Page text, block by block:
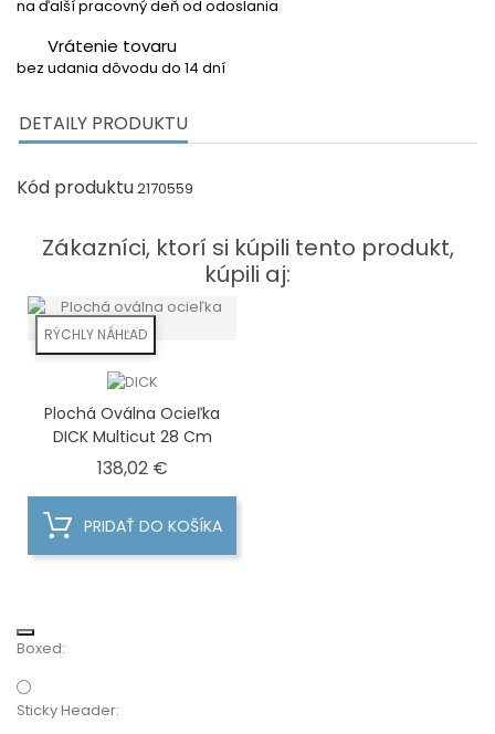
na ďalší pracovný deň od odoslania
Vrátenie tovaru
bez udania dôvodu do 14 dní
DETAILY PRODUKTU
Kód produktu2170559
Zákazníci, ktorí si kúpili tento produkt,
kúpili aj:
RÝCHLY NÁHĽAD
Plochá Oválna Ocieľka
DICK Multicut 28 Cm
138,02 €Cena
PRIDAŤ DO KOŠÍKA
Boxed:
Sticky Header: